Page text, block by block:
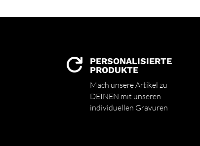

PERSONALISIERTE
PRODUKTE
Mach unsere Artikel zu
DEINEN mit unseren
individuellen Gravuren